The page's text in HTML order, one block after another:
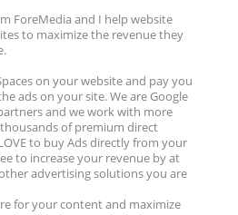
ForeMedia and I help website
to maximize the revenue they
on your website and pay you
ads on your site. We are Google
and we work with more
of premium direct
to buy Ads directly from your
to increase your revenue by at
advertising solutions you are
for your content and maximize